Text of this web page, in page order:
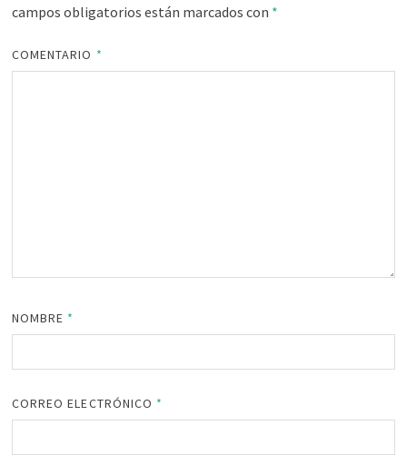
campos obligatorios están marcados con *
COMENTARIO *
NOMBRE *
CORREO ELECTRÓNICO *